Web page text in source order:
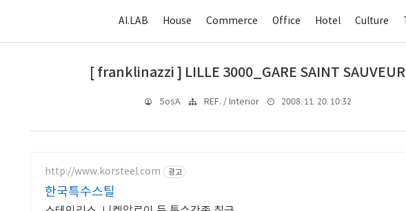
AI.LAB House Commerce Office Hotel Culture
[ franklinazzi ] LILLE 3000_GARE SAINT SAUVEUR
5osA REF. / Interior 2008. 11. 20. 10:32
http://www.korsteel.com 광고
한국특수스틸